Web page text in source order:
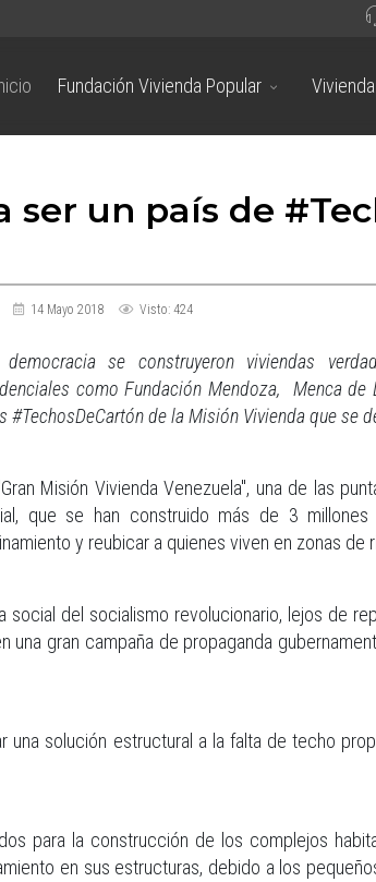
Fundación Vivienda Popular
ser un país de
14 Mayo 2018 Visto: 424
democracia se construyeron viviendas
como Fundación Mendoza, Menca
#TechosDeCartón de la Misión Vivienda que se
Misión Vivienda Venezuela", una de las
que se han construido más de 3
y reubicar a quienes viven en zonas de
del socialismo revolucionario, lejos de
una gran campaña de propaganda
una solución estructural a la falta de techo
para la construcción de los complejos
en sus estructuras, debido a los